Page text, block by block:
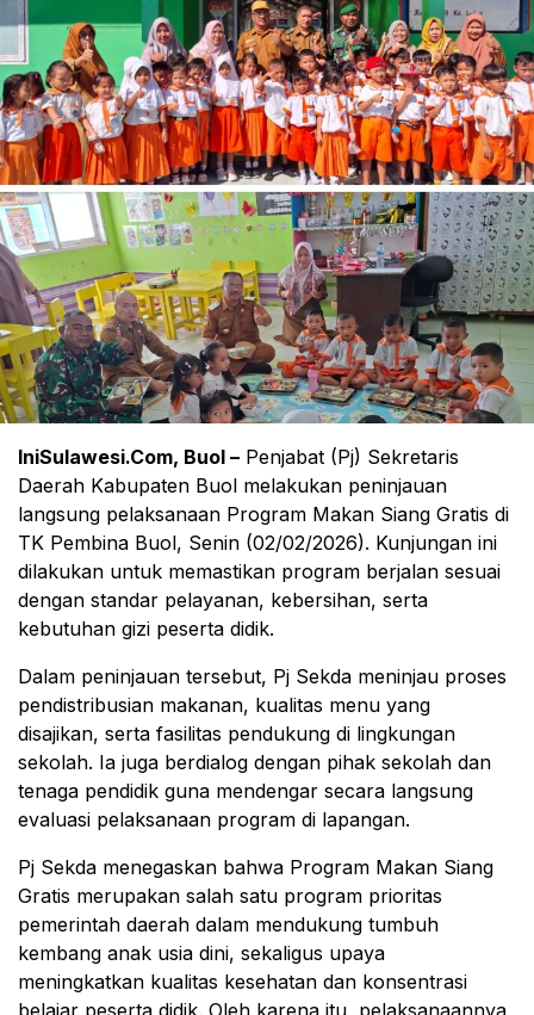
IniSulawesi.Com, Buol – Penjabat (Pj) Sekretaris
Daerah Kabupaten Buol melakukan peninjauan
langsung pelaksanaan Program Makan Siang Gratis di
TK Pembina Buol, Senin (02/02/2026). Kunjungan ini
dilakukan untuk memastikan program berjalan sesuai
dengan standar pelayanan, kebersihan, serta
kebutuhan gizi peserta didik.
Dalam peninjauan tersebut, Pj Sekda meninjau proses
pendistribusian makanan, kualitas menu yang
disajikan, serta fasilitas pendukung di lingkungan
sekolah. Ia juga berdialog dengan pihak sekolah dan
tenaga pendidik guna mendengar secara langsung
evaluasi pelaksanaan program di lapangan.
Pj Sekda menegaskan bahwa Program Makan Siang
Gratis merupakan salah satu program prioritas
pemerintah daerah dalam mendukung tumbuh
kembang anak usia dini, sekaligus upaya
meningkatkan kualitas kesehatan dan konsentrasi
belajar peserta didik. Oleh karena itu, pelaksanaannya